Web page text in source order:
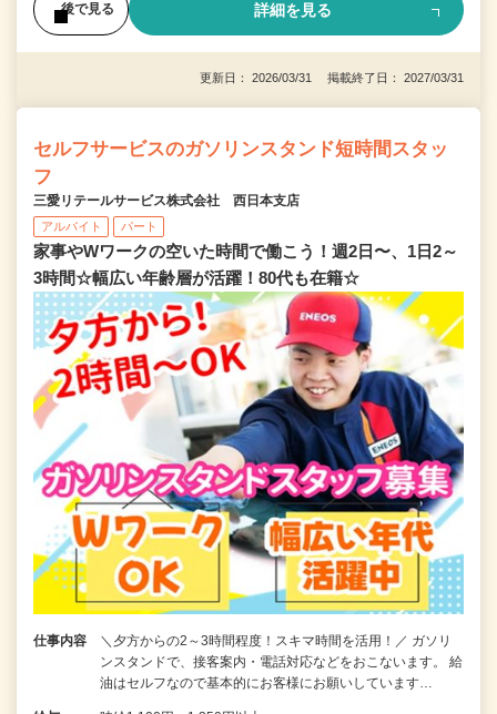
後で見る 詳細を見る
更新日： 2026/03/31 掲載終了日： 2027/03/31
セルフサービスのガソリンスタンド短時間スタッ
フ
三愛リテールサービス株式会社 西日本支店
アルバイト パート
家事やWワークの空いた時間で働こう！週2日〜、1日2～
3時間☆幅広い年齢層が活躍！80代も在籍☆
仕事内容
＼夕方からの2～3時間程度！スキマ時間を活用！／ ガソリ
ンスタンドで、接客案内・電話対応などをおこないます。 給
油はセルフなので基本的にお客様にお願いしています…